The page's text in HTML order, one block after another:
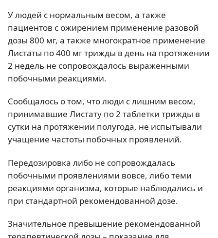
У людей с нормальным весом, а также
пациентов с ожирением применение разовой
дозы 800 мг, а также многократное применение
Листаты по 400 мг трижды в день на протяжении
2 недель не сопровождалось выраженными
побочными реакциями.
Сообщалось о том, что люди с лишним весом,
принимавшие Листату по 2 таблетки трижды в
сутки на протяжении полугода, не испытывали
учащение частоты побочных проявлений.
Передозировка либо не сопровождалась
побочными проявлениями вовсе, либо теми
реакциями организма, которые наблюдались и
при стандартной рекомендованной дозе.
Значительное превышение рекомендованной